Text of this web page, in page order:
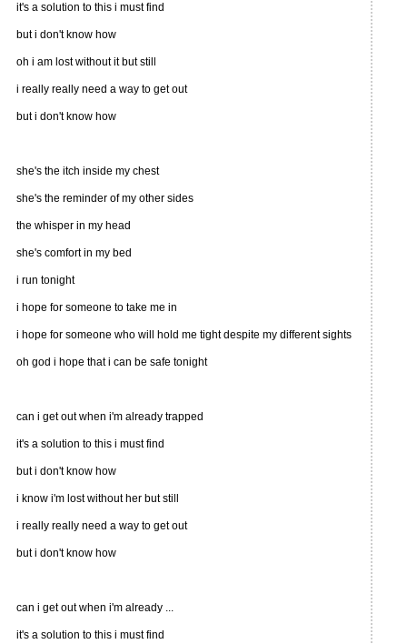
it's a solution to this i must find
but i don't know how
oh i am lost without it but still
i really really need a way to get out
but i don't know how
she's the itch inside my chest
she's the reminder of my other sides
the whisper in my head
she's comfort in my bed
i run tonight
i hope for someone to take me in
i hope for someone who will hold me tight despite my different sights
oh god i hope that i can be safe tonight
can i get out when i'm already trapped
it's a solution to this i must find
but i don't know how
i know i'm lost without her but still
i really really need a way to get out
but i don't know how
can i get out when i'm already ...
it's a solution to this i must find